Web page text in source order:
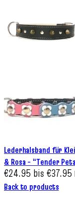
Lederhalsband für
& Rosa – “Tender
€24.95 bis €37.95
Back to products